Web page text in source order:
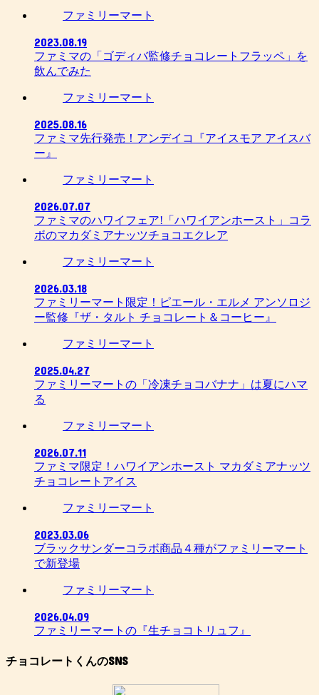
ファミリーマート
2023.08.19
ファミマの「ゴディバ監修チョコレートフラッペ」を
飲んでみた
ファミリーマート
2025.08.16
ファミマ先行発売！アンデイコ『アイスモア アイスバ
ー』
ファミリーマート
2026.07.07
ファミマのハワイフェア!「ハワイアンホースト」コラ
ボのマカダミアナッツチョコエクレア
ファミリーマート
2026.03.18
ファミリーマート限定！ピエール・エルメ アンソロジ
ー監修『ザ・タルト チョコレート＆コーヒー』
ファミリーマート
2025.04.27
ファミリーマートの「冷凍チョコバナナ」は夏にハマ
る
ファミリーマート
2026.07.11
ファミマ限定！ハワイアンホースト マカダミアナッツ
チョコレートアイス
ファミリーマート
2023.03.06
ブラックサンダーコラボ商品４種がファミリーマート
で新登場
ファミリーマート
2026.04.09
ファミリーマートの『生チョコトリュフ』
チョコレートくんのSNS